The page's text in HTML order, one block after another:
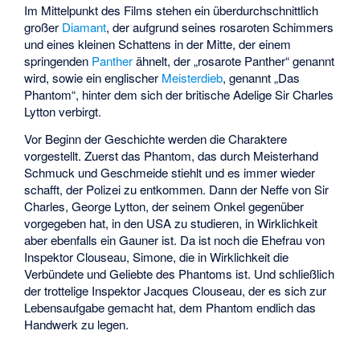
Im Mittelpunkt des Films stehen ein überdurchschnittlich
großer Diamant, der aufgrund seines rosaroten Schimmers
und eines kleinen Schattens in der Mitte, der einem
springenden Pantherähnelt, der „rosarote Panther“ genannt
wird, sowie ein englischer Meisterdieb, genannt „Das
Phantom“, hinter dem sich der britische Adelige Sir Charles
Lytton verbirgt.
Vor Beginn der Geschichte werden die Charaktere
vorgestellt. Zuerst das Phantom, das durch Meisterhand
Schmuck und Geschmeide stiehlt und es immer wieder
schafft, der Polizei zu entkommen. Dann der Neffe von Sir
Charles, George Lytton, der seinem Onkel gegenüber
vorgegeben hat, in den USA zu studieren, in Wirklichkeit
aber ebenfalls ein Gauner ist. Da ist noch die Ehefrau von
Inspektor Clouseau, Simone, die in Wirklichkeit die
Verbündete und Geliebte des Phantoms ist. Und schließlich
der trottelige Inspektor Jacques Clouseau, der es sich zur
Lebensaufgabe gemacht hat, dem Phantom endlich das
Handwerk zu legen.